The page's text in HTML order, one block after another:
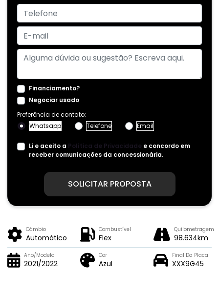
Financiamento?
Negociar usado
Preferência de contato:
Whatsapp
Telefone Email
Li e aceito a Política de Privacidade e concordo em
receber comunicações da concessionária.
SOLICITAR PROPOSTA
Câmbio
Automático
Combustível
Flex
Quilometragem
98.634km
Ano/Modelo
2021/2022
Cor
Azul
Final Da Placa
XXX9G45